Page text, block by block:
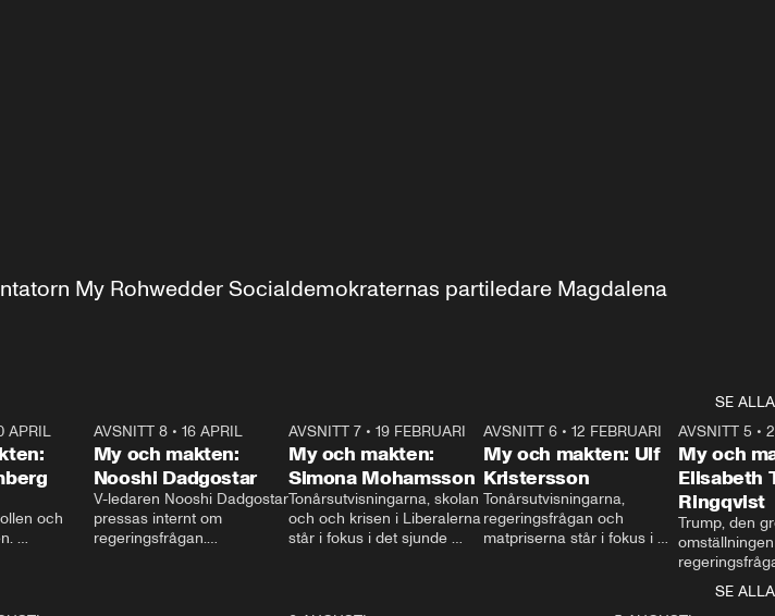
My Rohwedder Socialdemokraternas partiledare Magdalena
SE ALLA
APRIL
och
AVSNITT 8• 16 APRIL
My och makten:
Nooshi Dadgostar
V-ledaren Nooshi Dadgostar
pressas internt om
regeringsfrågan.
24:30
AVSNITT 7• 19 FEBRUARI
My och makten:
Simona Mohamsson
Tonårsutvisningarna, skolan
och och krisen i Liberalerna
står i fokus i det sjunde
27:30
AVSNITT 6 •12 FEBRUARI
My och makten: Ulf
Kristersson
Tonårsutvisningarna,
regeringsfrågan och
matpriserna står i fokus i
AVSNITT 5 •
My och
Elisabeth
Ringqvist
Trump, den
centrum i
avsnittet av
SE ALLA